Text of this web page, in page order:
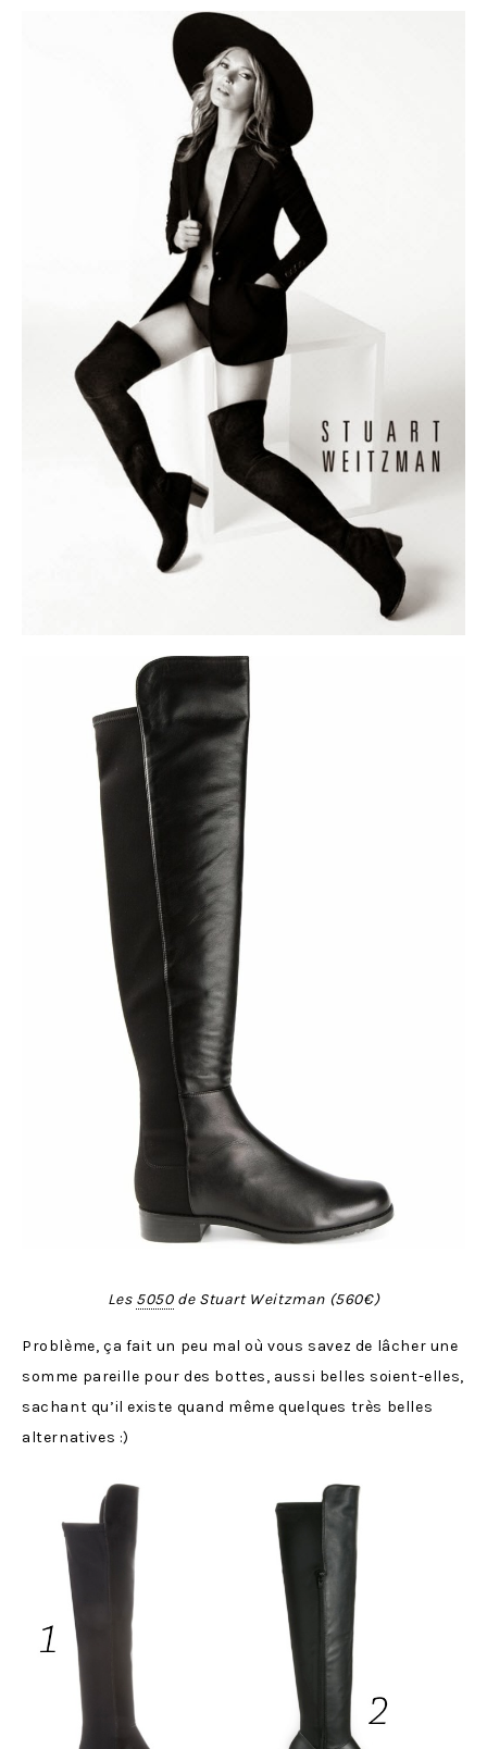
Les 5050de Stuart Weitzman (560€)
Problème, ça fait un peu mal où vous savez de lâcher une
somme pareille pour des bottes, aussi belles soient-elles,
sachant qu’il existe quand même quelques très belles
alternatives :)